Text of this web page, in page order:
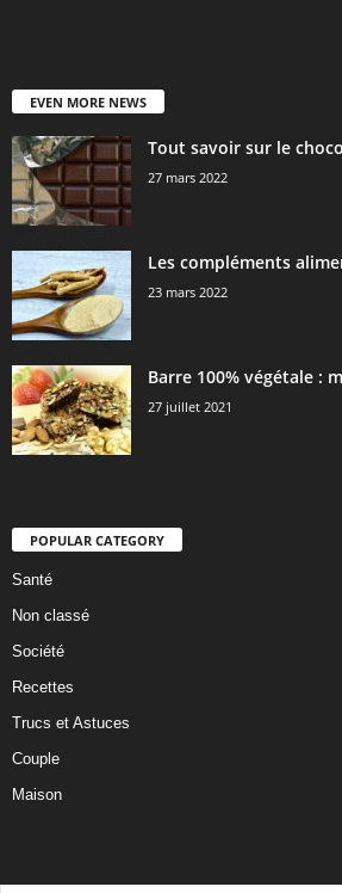
EVEN MORE NEWS
Tout savoir sur le
27 mars 2022
Les compléments
23 mars 2022
Barre 100% végétale :
27 juillet 2021
POPULAR CATEGORY
Santé
Non classé
Société
Recettes
Trucs et Astuces
Couple
Maison